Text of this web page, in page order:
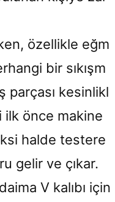
özellikle eğm
bir sıkışm
parçası kesinlikl
ilk önce makine
halde testere
gelir ve çıkar.
V kalıbı için